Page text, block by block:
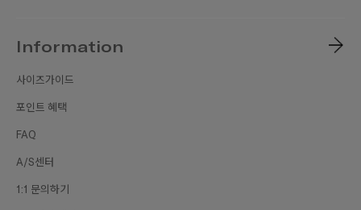
Information
사이즈가이드
포인트 혜택
FAQ
A/S센터
1:1 문의하기